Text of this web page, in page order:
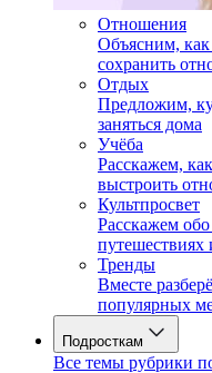
Отношения
Объясним,
сохранить
Отдых
Предложим,
заняться дома
Учёба
Расскажем,
выстроить
Культпросвет
Расскажем
путешествиях
Тренды
Вместе
популярных
Подросткам
Все темы рубрики